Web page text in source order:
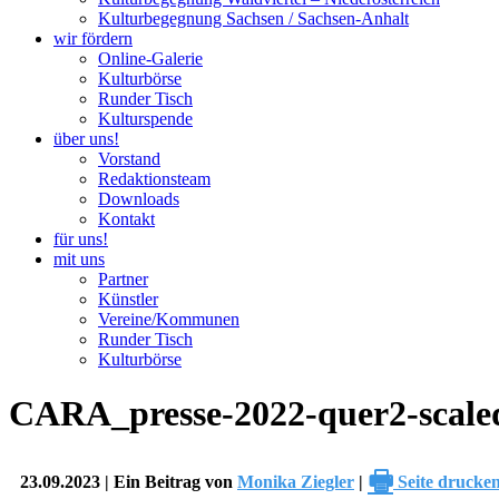
Kulturbegegnung Sachsen / Sachsen-Anhalt
wir fördern
Online-Galerie
Kulturbörse
Runder Tisch
Kulturspende
über uns!
Vorstand
Redaktionsteam
Downloads
Kontakt
für uns!
mit uns
Partner
Künstler
Vereine/Kommunen
Runder Tisch
Kulturbörse
CARA_presse-2022-quer2-
23.09.2023 | Ein Beitrag von Monika Ziegler | 🖶 Seite